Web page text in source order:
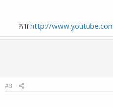
http://זה?
#3